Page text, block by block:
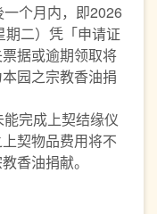
个月内，即2026
二）凭「申请证
据或逾期领取将
园之宗教香油捐
完成上契结缘仪
契物品费用将不
香油捐献。